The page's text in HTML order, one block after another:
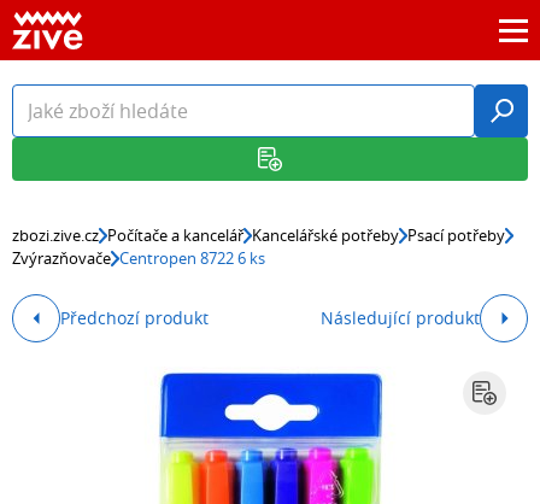
zbozi.zive.cz Počítače a kancelář Kancelářské potřeby Psací potřeby
Zvýrazňovače Centropen 8722 6 ks
Předchozí produkt Následující produkt